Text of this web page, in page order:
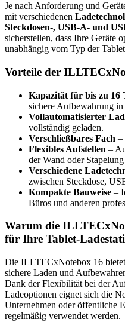
Je nach Anforderung und
mit verschiedenen
Steckdosen-, USB-A- und
sicherstellen, dass Ihre Geräte
unabhängig vom Typ der
Vorteile der
Kapazität für bis zu 16
sichere Aufbewahrung in
Vollautomatisierter
vollständig geladen.
Verschließbares Fach –
Flexibles Aufstellen –
der Wand oder
Verschiedene
zwischen Steckdose,
Kompakte Bauweise –
Büros und anderen
Warum die
für Ihre Tablet-
Die ILLTECxNotebox 16
sichere Laden und
Dank der Flexibilität bei der
Ladeoptionen eignet sich die
Unternehmen oder öffentliche
regelmäßig verwendet werden.